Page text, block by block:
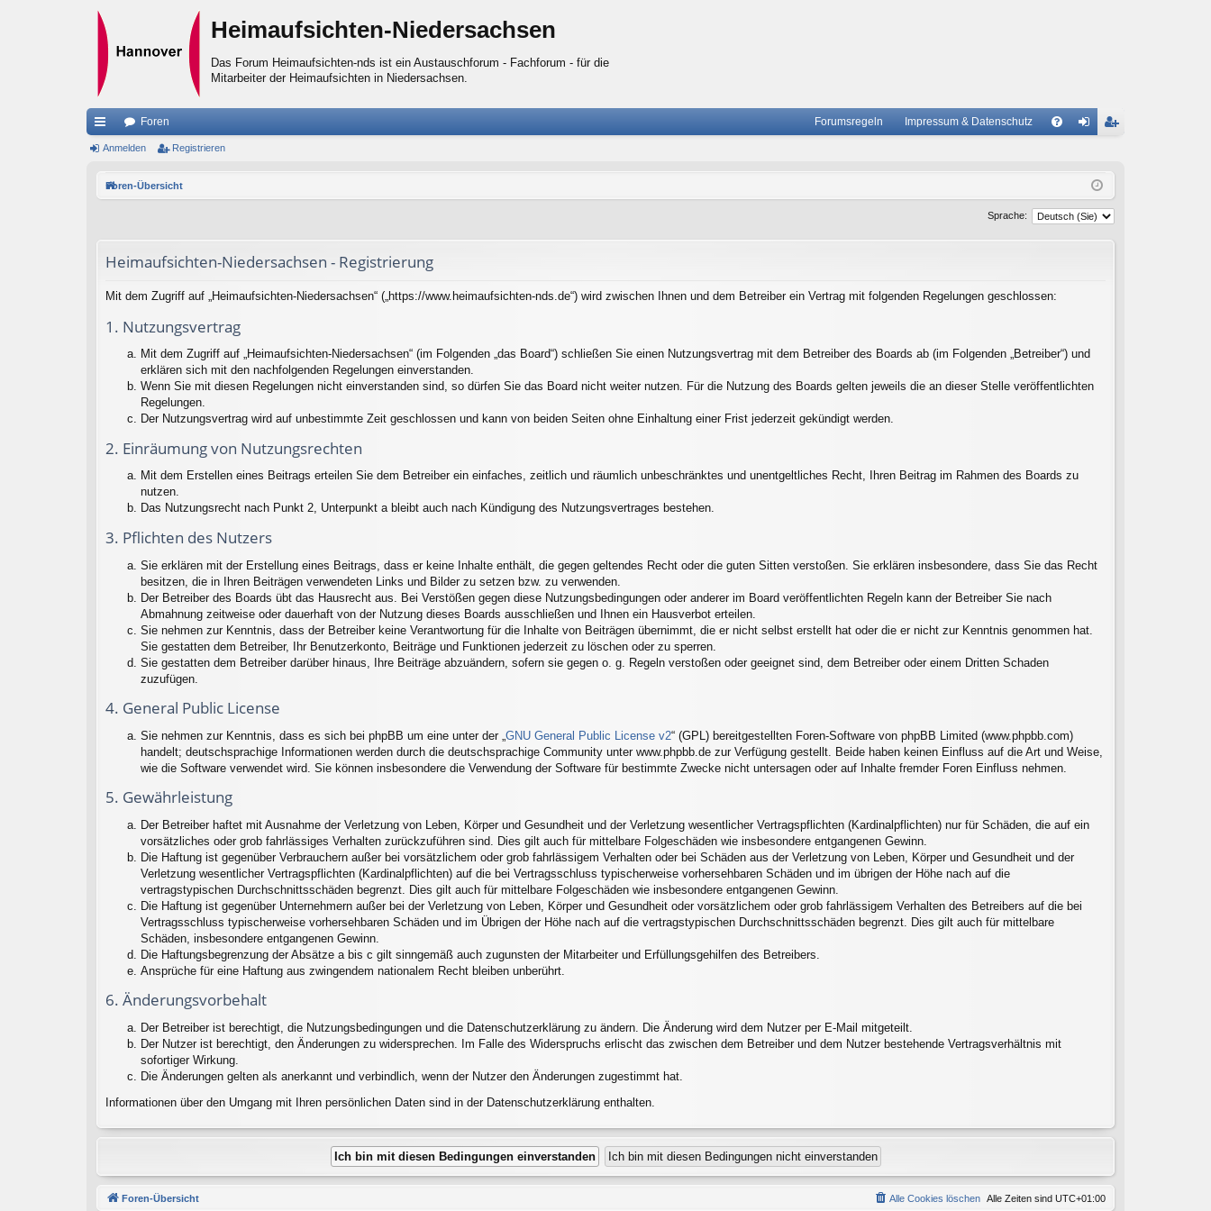
Heimaufsichten-Niedersachsen
Das Forum Heimaufsichten-nds ist ein Austauschforum - Fachforum - für die
Mitarbeiter der Heimaufsichten in Niedersachsen.
S
ch
llz
Foren Forumsregeln Impressum & Datenschutz
el
ist
rie
Anmelden Registrieren
Foren-Übersicht
Sprache:
Heimaufsichten-Niedersachsen - Registrierung
Mit dem Zugriff auf „Heimaufsichten-Niedersachsen“ („https://www.heimaufsichten-nds.de“) wird zwischen Ihnen und dem Betreiber ein Vertrag mit folgenden Regelungen geschlossen:
1. Nutzungsvertrag
Mit dem Zugriff auf „Heimaufsichten-Niedersachsen“ (im Folgenden „das Board“) schließen Sie einen Nutzungsvertrag mit dem Betreiber des Boards ab (im Folgenden „Betreiber“) und
erklären sich mit den nachfolgenden Regelungen einverstanden.
Wenn Sie mit diesen Regelungen nicht einverstanden sind, so dürfen Sie das Board nicht weiter nutzen. Für die Nutzung des Boards gelten jeweils die an dieser Stelle veröffentlichten
Regelungen.
Der Nutzungsvertrag wird auf unbestimmte Zeit geschlossen und kann von beiden Seiten ohne Einhaltung einer Frist jederzeit gekündigt werden.
2. Einräumung von Nutzungsrechten
Mit dem Erstellen eines Beitrags erteilen Sie dem Betreiber ein einfaches, zeitlich und räumlich unbeschränktes und unentgeltliches Recht, Ihren Beitrag im Rahmen des Boards zu
nutzen.
Das Nutzungsrecht nach Punkt 2, Unterpunkt a bleibt auch nach Kündigung des Nutzungsvertrages bestehen.
3. Pflichten des Nutzers
Sie erklären mit der Erstellung eines Beitrags, dass er keine Inhalte enthält, die gegen geltendes Recht oder die guten Sitten verstoßen. Sie erklären insbesondere, dass Sie das Recht
besitzen, die in Ihren Beiträgen verwendeten Links und Bilder zu setzen bzw. zu verwenden.
Der Betreiber des Boards übt das Hausrecht aus. Bei Verstößen gegen diese Nutzungsbedingungen oder anderer im Board veröffentlichten Regeln kann der Betreiber Sie nach
Abmahnung zeitweise oder dauerhaft von der Nutzung dieses Boards ausschließen und Ihnen ein Hausverbot erteilen.
Sie nehmen zur Kenntnis, dass der Betreiber keine Verantwortung für die Inhalte von Beiträgen übernimmt, die er nicht selbst erstellt hat oder die er nicht zur Kenntnis genommen hat.
Sie gestatten dem Betreiber, Ihr Benutzerkonto, Beiträge und Funktionen jederzeit zu löschen oder zu sperren.
Sie gestatten dem Betreiber darüber hinaus, Ihre Beiträge abzuändern, sofern sie gegen o. g. Regeln verstoßen oder geeignet sind, dem Betreiber oder einem Dritten Schaden
zuzufügen.
4. General Public License
Sie nehmen zur Kenntnis, dass es sich bei phpBB um eine unter der „ GNU General Public License v2“ (GPL) bereitgestellten Foren-Software von phpBB Limited (www.phpbb.com)
handelt; deutschsprachige Informationen werden durch die deutschsprachige Community unter www.phpbb.de zur Verfügung gestellt. Beide haben keinen Einfluss auf die Art und Weise,
wie die Software verwendet wird. Sie können insbesondere die Verwendung der Software für bestimmte Zwecke nicht untersagen oder auf Inhalte fremder Foren Einfluss nehmen.
5. Gewährleistung
Der Betreiber haftet mit Ausnahme der Verletzung von Leben, Körper und Gesundheit und der Verletzung wesentlicher Vertragspflichten (Kardinalpflichten) nur für Schäden, die auf ein
vorsätzliches oder grob fahrlässiges Verhalten zurückzuführen sind. Dies gilt auch für mittelbare Folgeschäden wie insbesondere entgangenen Gewinn.
Die Haftung ist gegenüber Verbrauchern außer bei vorsätzlichem oder grob fahrlässigem Verhalten oder bei Schäden aus der Verletzung von Leben, Körper und Gesundheit und der
Verletzung wesentlicher Vertragspflichten (Kardinalpflichten) auf die bei Vertragsschluss typischerweise vorhersehbaren Schäden und im übrigen der Höhe nach auf die
vertragstypischen Durchschnittsschäden begrenzt. Dies gilt auch für mittelbare Folgeschäden wie insbesondere entgangenen Gewinn.
Die Haftung ist gegenüber Unternehmern außer bei der Verletzung von Leben, Körper und Gesundheit oder vorsätzlichem oder grob fahrlässigem Verhalten des Betreibers auf die bei
Vertragsschluss typischerweise vorhersehbaren Schäden und im Übrigen der Höhe nach auf die vertragstypischen Durchschnittsschäden begrenzt. Dies gilt auch für mittelbare
Schäden, insbesondere entgangenen Gewinn.
Die Haftungsbegrenzung der Absätze a bis c gilt sinngemäß auch zugunsten der Mitarbeiter und Erfüllungsgehilfen des Betreibers.
Ansprüche für eine Haftung aus zwingendem nationalem Recht bleiben unberührt.
6. Änderungsvorbehalt
Der Betreiber ist berechtigt, die Nutzungsbedingungen und die Datenschutzerklärung zu ändern. Die Änderung wird dem Nutzer per E-Mail mitgeteilt.
Der Nutzer ist berechtigt, den Änderungen zu widersprechen. Im Falle des Widerspruchs erlischt das zwischen dem Betreiber und dem Nutzer bestehende Vertragsverhältnis mit
sofortiger Wirkung.
Die Änderungen gelten als anerkannt und verbindlich, wenn der Nutzer den Änderungen zugestimmt hat.
Informationen über den Umgang mit Ihren persönlichen Daten sind in der Datenschutzerklärung enthalten.
Foren-Übersicht Alle Zeiten sind UTC+01:00
Alle Cookies löschen